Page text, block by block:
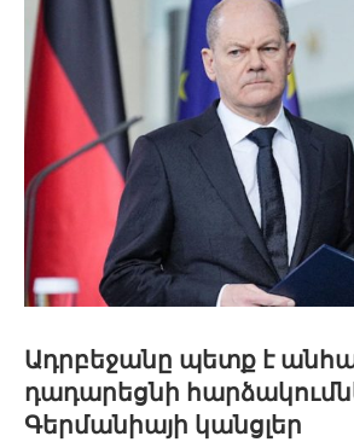
Ադրբեջանը պետք է
դադարեցնի
Գերմանիայի կանցլեր